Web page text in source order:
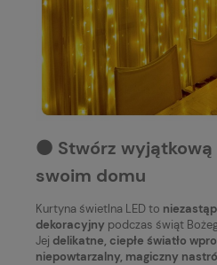
⚫️ Stwórz
swoim domu
Kurtyna świetlna LED to
dekoracyjny podczas świąt
Jej delikatne, ciepłe światło
niepowtarzalny, magiczny